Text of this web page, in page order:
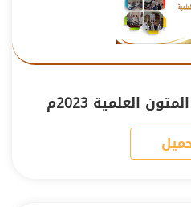
العلمية 2023م